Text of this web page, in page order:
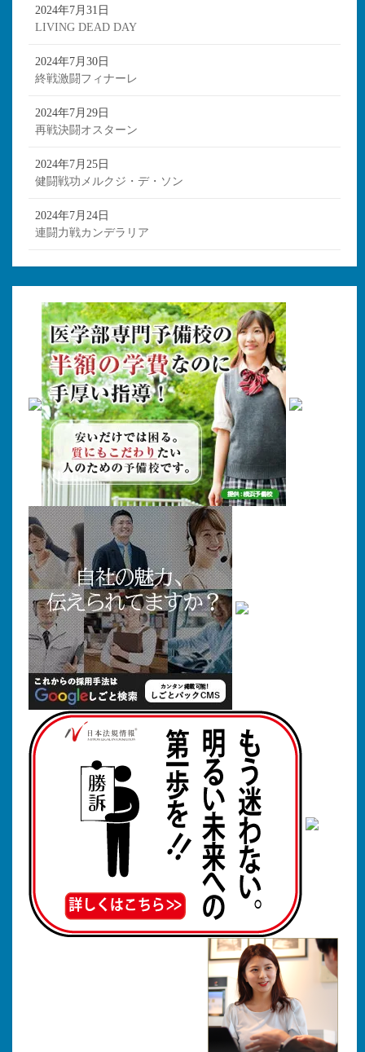
2024年7月31日
LIVING DEAD DAY
2024年7月30日
終戦激闘フィナーレ
2024年7月29日
再戦決闘オスターン
2024年7月25日
健闘戦功メルクジ・デ・ソン
2024年7月24日
連闘力戦カンデラリア